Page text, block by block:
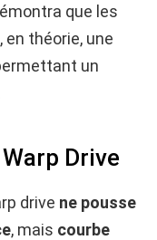
que les
théorie, une
un
Drive
drive ne pousse
, mais courbe